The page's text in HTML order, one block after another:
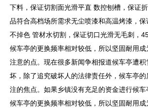
下料，保证切割面光滑平直 数控刨槽，保证
品符合高档场所需求无尘喷漆和高温烤漆，
不掉色 管材水切割，保证切口光滑无毛刺，
候车亭的更换频率相对较低，所以坚固耐用
注意的点。现在很多新闻争相报道候车亭遭
坏，除了追究破坏人的法律责任外，候车亭
注的焦点。如果乡镇没有充足的资金进行候
候车亭的更换频率相对较低，所以坚固耐用